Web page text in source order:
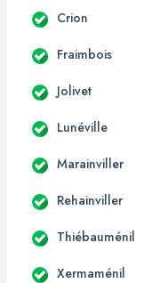
Crion
Fraimbois
Jolivet
Lunéville
Marainviller
Rehainviller
Thiébauménil
Xermaménil